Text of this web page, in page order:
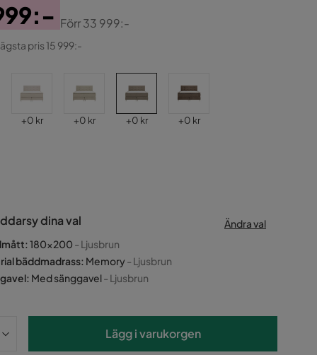
Förr33 999:-
pris 15 999:-
Pris
+0 kr Pris
+0 kr Pris
+0 kr Pris
+0 kr
dina val
Ändra val
:180x200 - Ljusbrun
bäddmadrass: Memory- Ljusbrun
: Med sänggavel- Ljusbrun
Lägg i varukorgen